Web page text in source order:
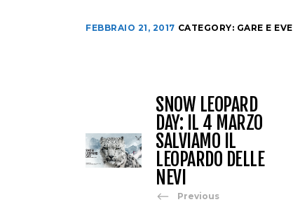
FEBBRAIO 21, 2017 CATEGORY: GARE E
SNOW LEOPARD
DAY: IL 4 MARZO
SALVIAMO IL
LEOPARDO DELLE
NEVI
Previous